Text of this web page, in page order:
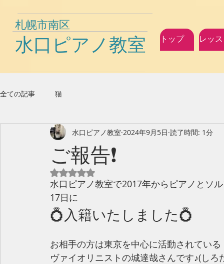
札幌市南区
水口ピアノ教室 トップ レッ
全ての記事 猫
ご報告❗️
水口ピアノ教室 2024年9月5日 読了時間: 1分
5つ星のうちNaNと評価されています。
水口ピアノ教室で2017年からピアノとソ
17日に
💍入籍いたしました💍
お相手の方は東京を中心に活動されている
ヴァイオリニストの城達哉さんです♪(しろ